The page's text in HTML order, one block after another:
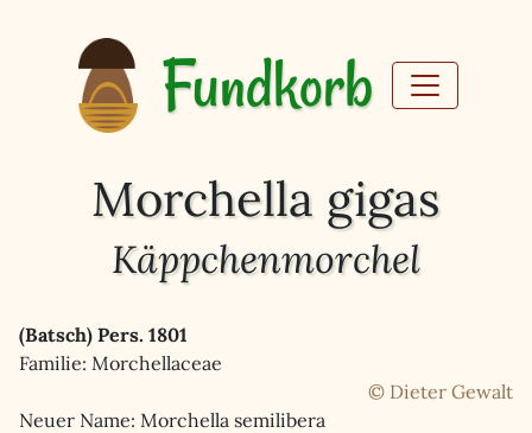
Fundkorb
Morchella gigas
Käppchenmorchel
(Batsch) Pers. 1801
Familie: Morchellaceae
© Dieter Gewalt
Neuer Name: Morchella semilibera